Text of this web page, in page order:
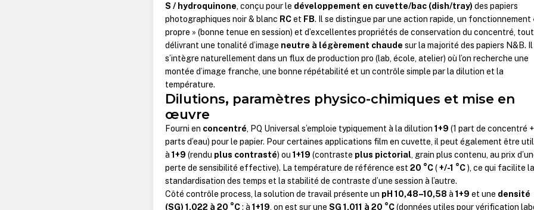
S / hydroquinone, conçu pour le développement en cuvette/bac (dish/tray) des papiers
photographiques noir & blanc RCet FB. Il se distingue par une action rapide, un fonctionnement
propre » (bonne tenue en session) et d’excellentes propriétés de conservation du concentré,
délivrant une tonalité d’image neutre à légèrement chaude sur la majorité des papiers N&B. Il
s’intègre naturellement dans un flux de production pro (lab, école, atelier) où l’on recherche une
montée d’image franche, une bonne répétabilité et un contrôle simple par la dilution et la
température.
Dilutions, paramètres physico-chimiques et mise en
œuvre
Fourni en concentré, PQ Universal s’emploie typiquement à la dilution1+9 (1 part de concentré
parts d’eau) pour le papier. Pour certaines applications film en cuvette, il peut également être
à1+9 (rendu plus contrasté) ou1+19 (contraste plus pictorial, grain plus contenu, au prix
perte de sensibilité effective). La température de référence est20 °C(+/-1 °C), ce qui facilite la
standardisation des temps et la stabilité de contraste d’une session à l’autre.
Côté contrôle process, la solution de travail présente un pH 10,48–10,58 à1+9 et une densité
(SG) 1,022 à 20 °C; à1+19, on est sur uneSG 1,011 à 20 °C(données utiles pour vérification